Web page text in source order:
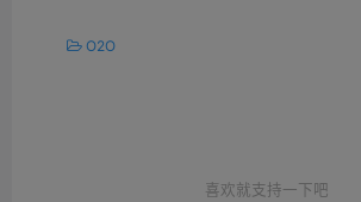
O2O
喜欢就支持一下吧